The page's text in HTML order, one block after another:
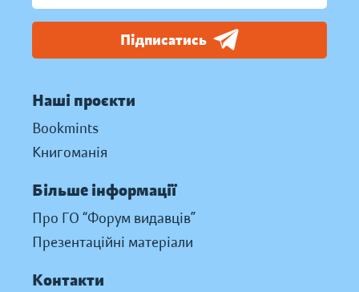
Підписатись
Наші проєкти
Bookmints
Книгоманія
Більше інформації
Про ГО “Форум видавців”
Презентаційні матеріали
Контакти